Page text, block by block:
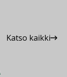
Katso kaikki